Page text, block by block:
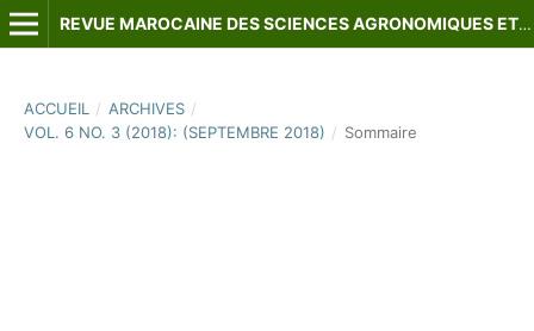
REVUE MAROCAINE DES SCIENCES AGRONOMIQUES ET VÉTÉRINAIRES
ACCUEIL / ARCHIVES /
VOL. 6 NO. 3 (2018): (SEPTEMBRE 2018) / Sommaire